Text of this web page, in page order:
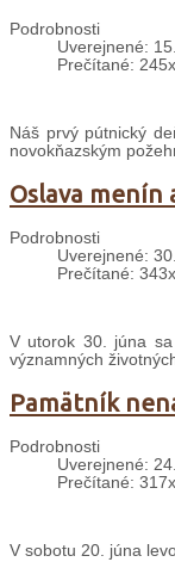
Podrobnosti
Uverejnené:
Prečítané: 245x
Náš prvý pútnický
novokňazským
Oslava menín
Podrobnosti
Uverejnené:
Prečítané: 343x
V utorok 30. júna
významných
Pamätník
Podrobnosti
Uverejnené:
Prečítané: 317x
V sobotu 20. júna